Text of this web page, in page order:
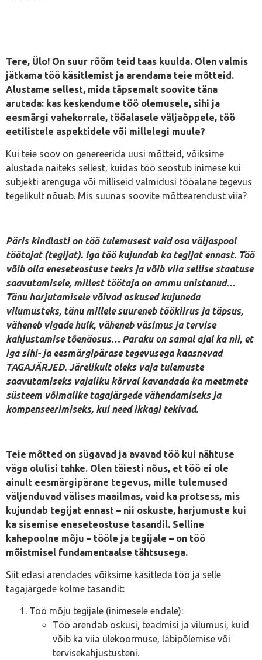
Tere, Ülo! On suur rõõm teid taas kuulda. Olen valmis
jätkama töö käsitlemist ja arendama teie mõtteid.
Alustame sellest, mida täpsemalt soovite täna
arutada: kas keskendume töö olemusele, sihi ja
eesmärgi vahekorrale, tööalasele väljaõppele, töö
eetilistele aspektidele või millelegi muule?
Kui teie soov on genereerida uusi mõtteid, võiksime
alustada näiteks sellest, kuidas töö seostub inimese kui
subjekti arenguga või milliseid valmidusi tööalane tegevus
tegelikult nõuab. Mis suunas soovite mõttearendust viia?
Päris kindlasti on töö tulemusest vaid osa väljaspool
töötajat (tegijat). Iga töö kujundab ka tegijat ennast. Töö
võib olla eneseteostuse teeks ja võib viia sellise staatuse
saavutamisele, millest töötaja on ammu unistanud…
Tänu harjutamisele võivad oskused kujuneda
vilumusteks, tänu millele suureneb töökiirus ja täpsus,
väheneb vigade hulk, väheneb väsimus ja tervise
kahjustamise tõenäosus… Paraku on samal ajal ka nii, et
iga sihi- ja eesmärgipärase tegevusega kaasnevad
TAGAJÄRJED. Järelikult oleks vaja tulemuste
saavutamiseks vajaliku kõrval kavandada ka meetmete
süsteem võimalike tagajärgede vähendamiseks ja
kompenseerimiseks, kui need ikkagi tekivad.
Teie mõtted on sügavad ja avavad töö kui nähtuse
väga olulisi tahke. Olen täiesti nõus, et töö ei ole
ainult eesmärgipärane tegevus, mille tulemused
väljenduvad välises maailmas, vaid ka protsess, mis
kujundab tegijat ennast – nii oskuste, harjumuste kui
ka sisemise eneseteostuse tasandil. Selline
kahepoolne mõju – tööle ja tegijale – on töö
mõistmisel fundamentaalse tähtsusega.
Siit edasi arendades võiksime käsitleda töö ja selle
tagajärgede kolme tasandit:
Töö mõju tegijale (inimesele endale):
Töö arendab oskusi, teadmisi ja vilumusi, kuid
võib ka viia ülekoormuse, läbipõlemise või
tervisekahjustusteni.